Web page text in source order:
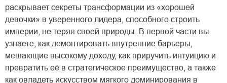
раскрывает секреты трансформации из «хорошей
девочки» в уверенного лидера, способного строить
империи, не теряя своей природы. В первой части вы
узнаете, как демонтировать внутренние барьеры,
мешающие высокому доходу, как приручить интуицию и
превратить её в стратегическое преимущество, а также
как овладеть искусством мягкого доминирования в